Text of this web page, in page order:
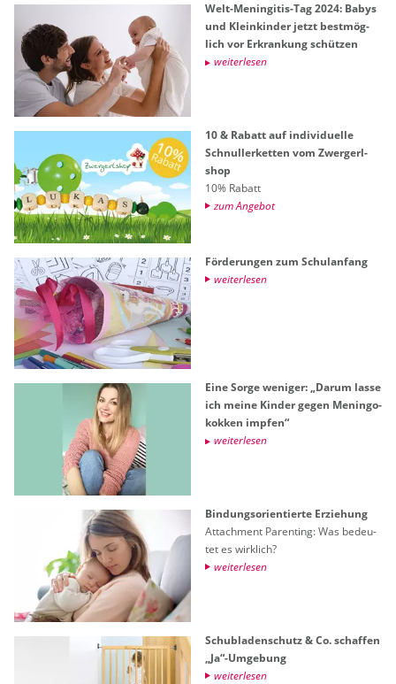
Welt-Me­nin­gi­tis-Tag 2024: Babys
und Klein­kin­der jetzt best­mög­
lich vor Er­kran­kung schüt­zen
wei­ter­le­sen
10 & Ra­batt auf in­di­vi­du­el­le
Schnul­ler­ket­ten vom Zwer­gerl­
shop
10% Ra­batt
zum An­ge­bot
För­de­run­gen zum Schul­an­fang
wei­ter­le­sen
Eine Sorge we­ni­ger: „Darum lasse
ich meine Kin­der gegen Me­nin­go­
kok­ken imp­fen“
wei­ter­le­sen
Bin­dungs­ori­en­tier­te Er­zie­hung
At­tach­ment Par­en­ting: Was be­deu­
tet es wirk­lich?
wei­ter­le­sen
Schub­la­den­schutz & Co. schaf­fen
„Ja“-Um­ge­bung
wei­ter­le­sen